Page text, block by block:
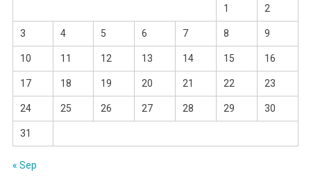
1 2
3 4 5 6 7 8 9
10 11 12 13 14 15 16
17 18 19 20 21 22 23
24 25 26 27 28 29 30
31
« Sep